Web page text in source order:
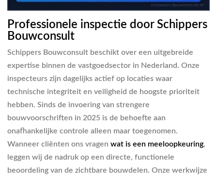
Professionele inspectie door Schippers
Bouwconsult
Schippers Bouwconsult beschikt over een uitgebreide
expertise binnen de vastgoedsector in Nederland. Onze
inspecteurs zijn dagelijks actief op locaties waar
technische integriteit en veiligheid de hoogste prioriteit
hebben. Sinds de invoering van strengere
bouwvoorschriften in 2025 is de behoefte aan
onafhankelijke controle alleen maar toegenomen.
Wanneer cliënten ons vragen wat is een meeloopkeuring,
leggen wij de nadruk op een directe, functionele
beoordeling van de zichtbare bouwdelen. Onze werkwijze